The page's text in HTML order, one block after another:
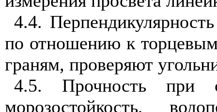
4.4.
по отношению к
граням, проверяют
4.5. Прочность при
морозостойкость,